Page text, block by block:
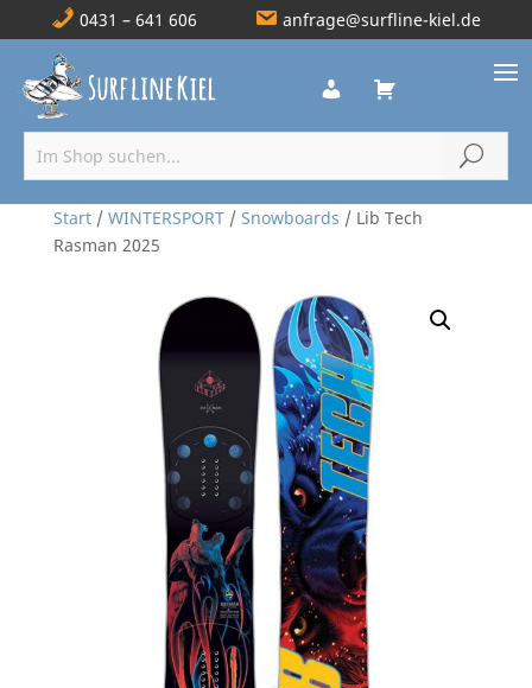
0431 – 641 606 anfrage@surfline-kiel.de
Start/ WINTERSPORT/ Snowboards / Lib Tech
Rasman 2025